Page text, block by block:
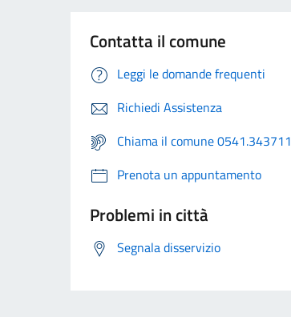
Contatta il comune
Leggi le domande frequenti
Richiedi Assistenza
Chiama il comune 0541.343711
Prenota un appuntamento
Problemi in città
Segnala disservizio